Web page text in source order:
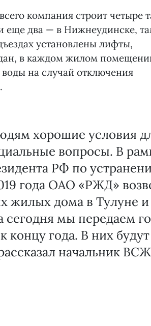
компания строит четыре
еще два — в Нижнеудинске,
установлены лифты,
в каждом жилом
воды на случай отключения
хорошие условия
вопросы. В
РФ по
года ОАО «РЖД»
жилых дома в Тулуне и
мы передаем
концу года. В них
начальник